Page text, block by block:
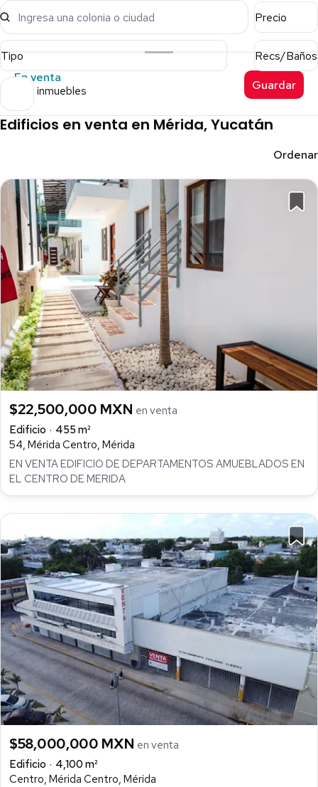
Ingresa una colonia o ciudad Precio
Tipo
Recs/Baños
En venta
209 inmuebles Guardar
Edificios en venta en Mérida, Yucatán
Ordenar
$22,500,000 MXN en venta
Edificio
455 m²
54, Mérida Centro, Mérida
EN VENTA EDIFICIO DE DEPARTAMENTOS AMUEBLADOS EN
EL CENTRO DE MERIDA
$58,000,000 MXN en venta
Edificio
4,100 m²
Centro, Mérida Centro, Mérida